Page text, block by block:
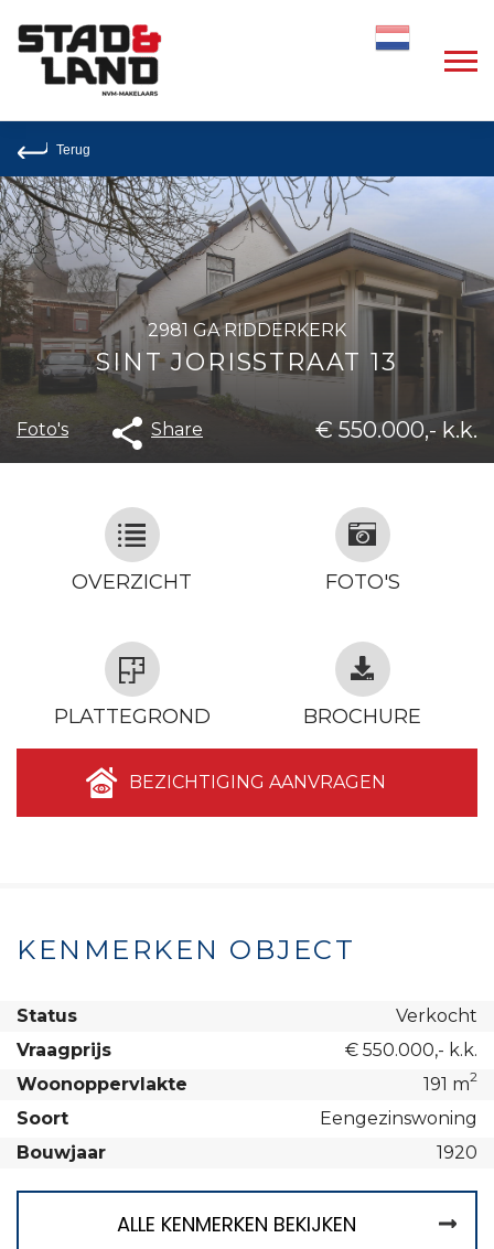
Terug
2981 GA RIDDERKERK
SINT JORISSTRAAT 13
Foto's Share € 550.000,- k.k.
OVERZICHT FOTO'S
PLATTEGROND BROCHURE
BEZICHTIGING AANVRAGEN
KENMERKEN OBJECT
Status
Verkocht
Vraagprijs
€ 550.000,- k.k.
Woonoppervlakte
191 m2
Soort
Eengezinswoning
Bouwjaar
1920
ALLE KENMERKEN BEKIJKEN